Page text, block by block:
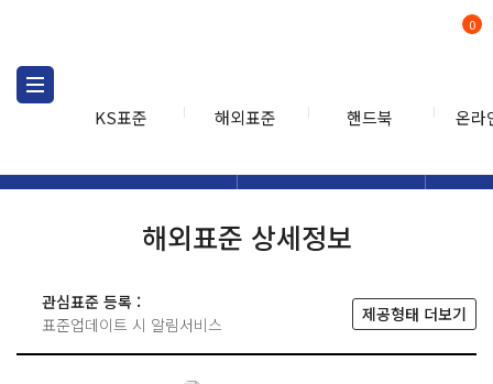
KS표준 해외표준 핸드북 온라
0
해외표준 상세정보
관심표준 등록 :
표준업데이트 시 알림서비스
제공형태 더보기